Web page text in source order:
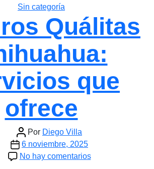
Categorías
Sin categoría
Quálitas
que
ofrece
Autor
de
la
Por Diego Villa
Fecha
de
6 noviembre, 2025
No hay comentariosen